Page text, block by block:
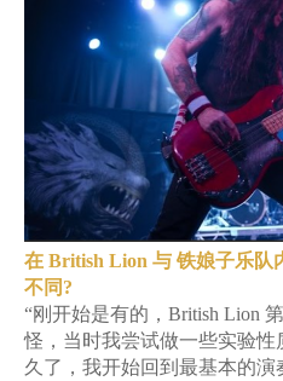
在 British Lion 与 铁娘子乐队
不同?
“刚开始是有的，British Lion
怪，当时我尝试做一些实验
久了，我开始回到最基本的